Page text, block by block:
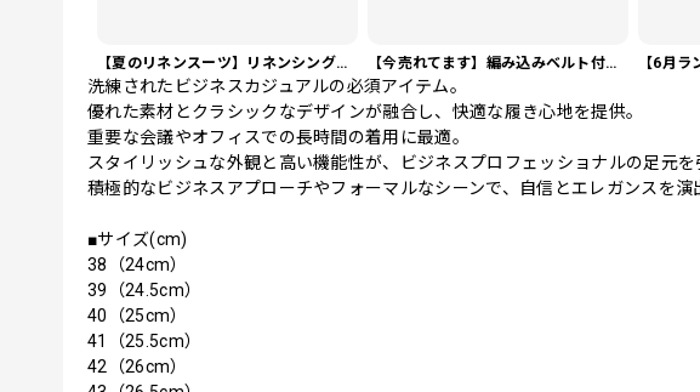
【夏のリネンスーツ】リネンシングルブレストカジュアルスーツ SU0188 【今売れてます】編み込みベルト付き フラット サンダル 3color SH0128
洗練されたビジネスカジュアルの必須アイテム。
優れた素材とクラシックなデザインが融合し、快適な履き心地を提供。
重要な会議やオフィスでの長時間の着用に最適。
スタイリッシュな外観と高い機能性が、ビジネスプロフェッショナルの足元を
積極的なビジネスアプローチやフォーマルなシーンで、自信とエレガンスを演
■サイズ(cm)
38（24cm）
39（24.5cm）
40（25cm）
41（25.5cm）
42（26cm）